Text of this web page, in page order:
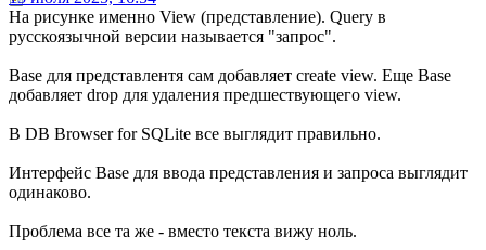
На рисунке именно View (представление). Query в
русскоязычной версии называется "запрос".
Base для представлентя сам добавляет create view. Еще Base
добавляет drop для удаления предшествующего view.
В DB Browser for SQLite все выглядит правильно.
Интерфейс Base для ввода представления и запроса выглядит
одинаково.
Проблема все та же - вместо текста вижу ноль.